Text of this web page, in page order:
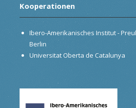
Kooperationen
Ibero-Amerikanisches Institut -
Berlin
Universitat Oberta de Catalunya